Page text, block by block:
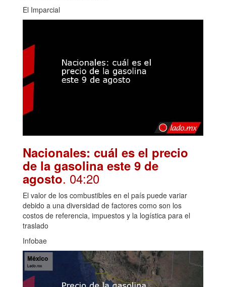
El Imparcial
Nacionales: cuál es el precio
de la gasolina este 9 de
agosto. 04:20
El valor de los combustibles en el país puede variar
debido a una diversidad de factores como son los
costos de referencia, impuestos y la logística para el
traslado
Infobae